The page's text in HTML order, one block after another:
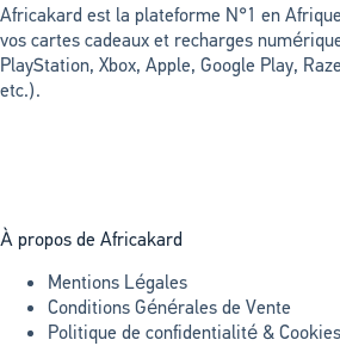
Africakard est la plateforme N°1 en
vos cartes cadeaux et recharges
PlayStation, Xbox, Apple, Google Play,
etc.).
À propos de Africakard
Mentions Légales
Conditions Générales de Vente
Politique de confidentialité & Cookies